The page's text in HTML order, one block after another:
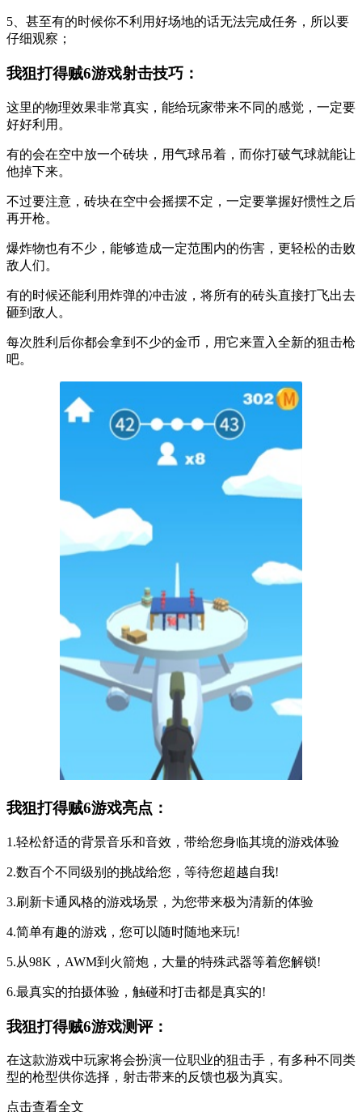
5、甚至有的时候你不利用好场地的话无法完成任务，所以要
仔细观察；
我狙打得贼6游戏射击技巧：
这里的物理效果非常真实，能给玩家带来不同的感觉，一定要
好好利用。
有的会在空中放一个砖块，用气球吊着，而你打破气球就能让
他掉下来。
不过要注意，砖块在空中会摇摆不定，一定要掌握好惯性之后
再开枪。
爆炸物也有不少，能够造成一定范围内的伤害，更轻松的击败
敌人们。
有的时候还能利用炸弹的冲击波，将所有的砖头直接打飞出去
砸到敌人。
每次胜利后你都会拿到不少的金币，用它来置入全新的狙击枪
吧。
我狙打得贼6游戏亮点：
1.轻松舒适的背景音乐和音效，带给您身临其境的游戏体验
2.数百个不同级别的挑战给您，等待您超越自我!
3.刷新卡通风格的游戏场景，为您带来极为清新的体验
4.简单有趣的游戏，您可以随时随地来玩!
5.从98K，AWM到火箭炮，大量的特殊武器等着您解锁!
6.最真实的拍摄体验，触碰和打击都是真实的!
我狙打得贼6游戏测评：
在这款游戏中玩家将会扮演一位职业的狙击手，有多种不同类
型的枪型供你选择，射击带来的反馈也极为真实。
点击查看全文